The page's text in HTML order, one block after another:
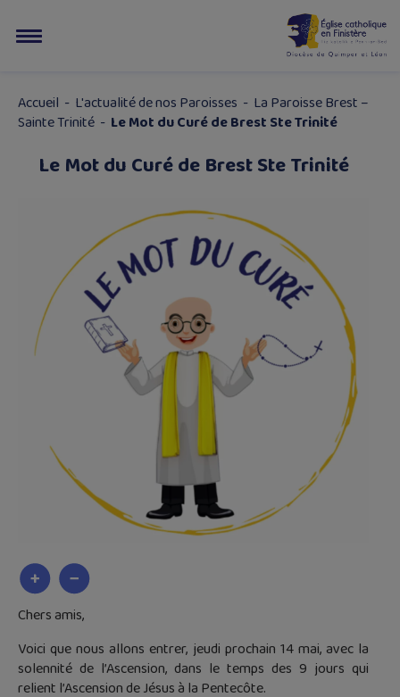
Accueil - L'actualité de nos Paroisses - La Paroisse Brest –
Sainte Trinité - Le Mot du Curé de Brest Ste Trinité
Le Mot du Curé de Brest Ste Trinité
Chers amis,
Voici que nous allons entrer, jeudi prochain 14 mai, avec la
solennité de l’Ascension, dans le temps des 9 jours qui
relient l’Ascension de Jésus à la Pentecôte.